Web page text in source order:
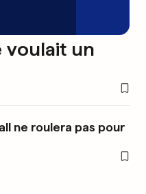
voulait un
ne roulera pas pour